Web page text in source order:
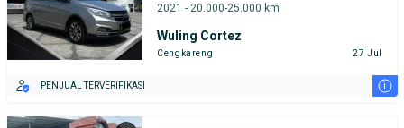
2021 - 20.000-25.000 km
Wuling Cortez
Cengkareng 27 Jul
PENJUAL TERVERIFIKASI i